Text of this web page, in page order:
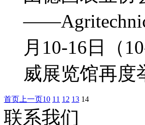
月10-16日（
威展览馆再度
首页 上一页10 11 12 13 14
联系我们